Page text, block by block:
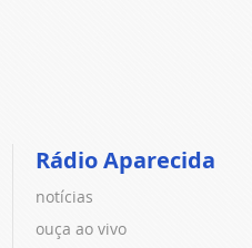
Rádio Aparecida
notícias
ouça ao vivo